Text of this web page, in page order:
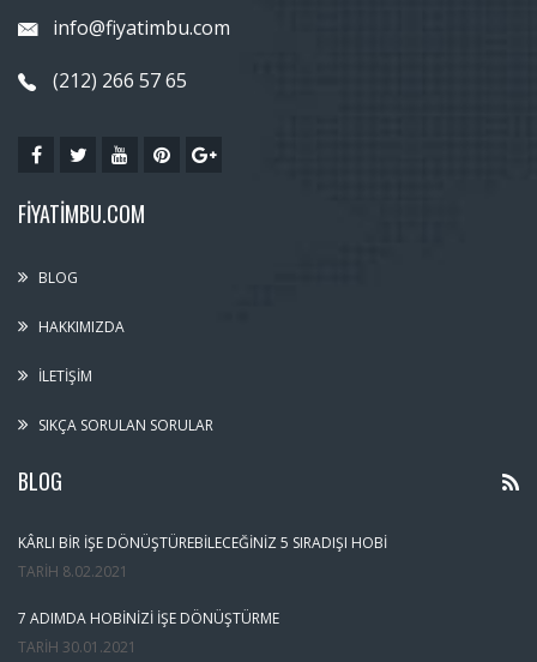
info@fiyatimbu.com
(212) 266 57 65
FIYATIMBU.COM
BLOG
HAKKIMIZDA
İLETIŞIM
SIKÇA SORULAN SORULAR
BLOG
KÂRLI BIR İŞE DÖNÜŞTÜREBILECEĞINIZ 5 SIRADIŞI HOBI
TARIH 8.02.2021
7 ADIMDA HOBINIZI İŞE DÖNÜŞTÜRME
TARIH 30.01.2021